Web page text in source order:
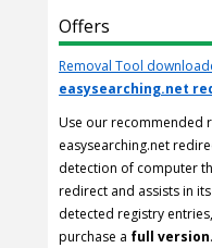
Offers
Removal Tool
easysearching.net
Use our recommended
easysearching.net
detection of computer
redirect and assists in
detected registry
purchase a full version.